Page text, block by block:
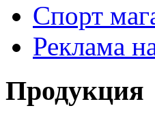
Спорт
Реклама
Продукция